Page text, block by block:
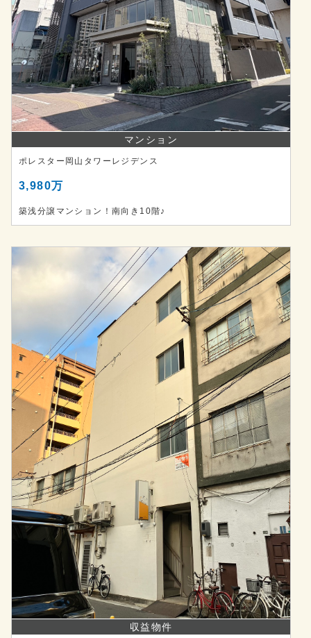
マンション
ポレスター岡山タワーレジデンス
3,980万
築浅分譲マンション！南向き10階♪
収益物件